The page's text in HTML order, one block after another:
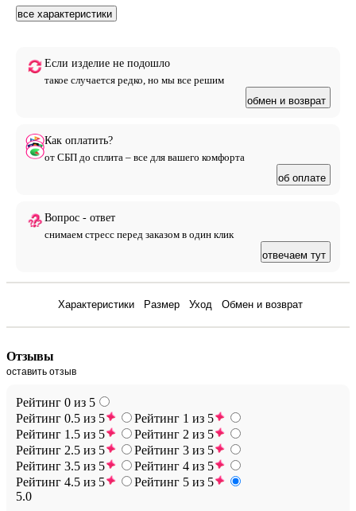
все характеристики
Если изделие не подошло
такое случается редко, но мы все решим
обмен и возврат
Как оплатить?
от СБП до сплита – все для вашего комфорта
об оплате
Вопрос - ответ
снимаем стресс перед заказом в один клик
отвечаем тут
Характеристики Размер Уход Обмен и возврат
Отзывы
оставить отзыв
Рейтинг 0 из 5
Рейтинг 0.5 из 5
Рейтинг 1 из 5
Рейтинг 1.5 из 5
Рейтинг 2 из 5
Рейтинг 2.5 из 5
Рейтинг 3 из 5
Рейтинг 3.5 из 5
Рейтинг 4 из 5
Рейтинг 4.5 из 5
Рейтинг 5 из 5
5.0